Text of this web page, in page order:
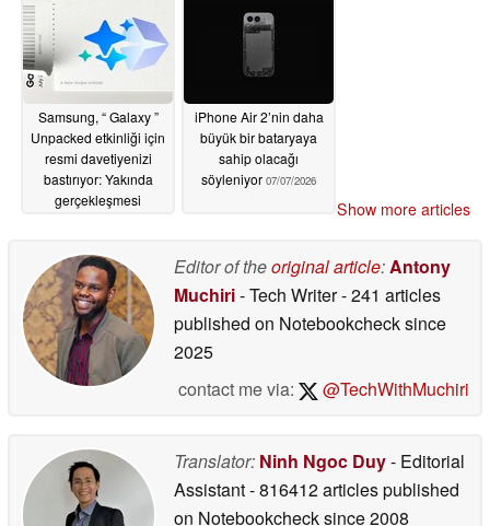
Samsung, “ Galaxy ”
Unpacked etkinliği için
resmi davetiyenizi
bastırıyor: Yakında
gerçekleşmesi
07/08/2026
iPhone Air 2’nin daha
büyük bir bataryaya
sahip olacağı
söyleniyor 07/07/2026
Show more articles
Editor of theoriginal article:Antony
Muchiri- Tech Writer- 241 articles
published on Notebookchecksince
2025
contact me via:
@TechWithMuchiri
Translator: Ninh Ngoc Duy- Editorial
Assistant- 816412 articles published
on Notebookchecksince 2008